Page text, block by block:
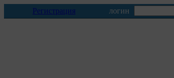
Регистрация логин